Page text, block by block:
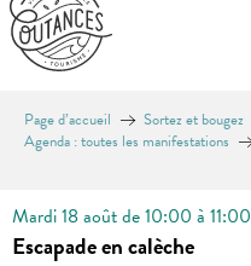
Page d’accueil Sortez et bougez
Agenda : toutes les manifestations
Mardi 18 août de 10:00 à 11:00
Escapade en calèche